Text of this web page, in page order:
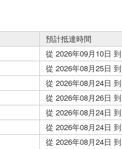
預計抵達時間
從 2026年09月10日
從 2026年08月25日
從 2026年08月24日
從 2026年08月26日
從 2026年08月24日
從 2026年08月24日
從 2026年08月24日